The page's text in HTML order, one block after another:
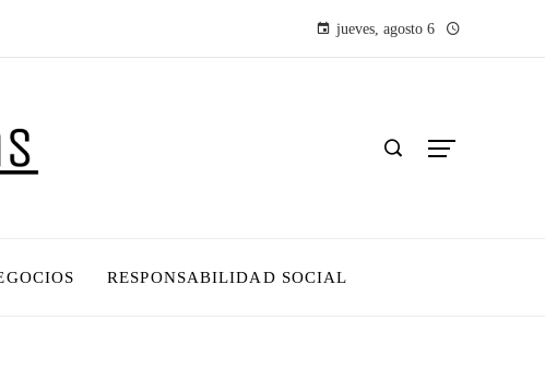
jueves, agosto 6
RESPONSABILIDAD SOCIAL